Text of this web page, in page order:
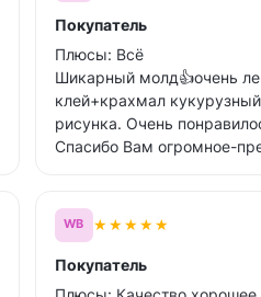
Покупатель
Плюсы: Всё
Шикарный молд👍очень
клей+крахмал
рисунка. Очень
Спасибо Вам огромное-
WB ★★★★★
Покупатель